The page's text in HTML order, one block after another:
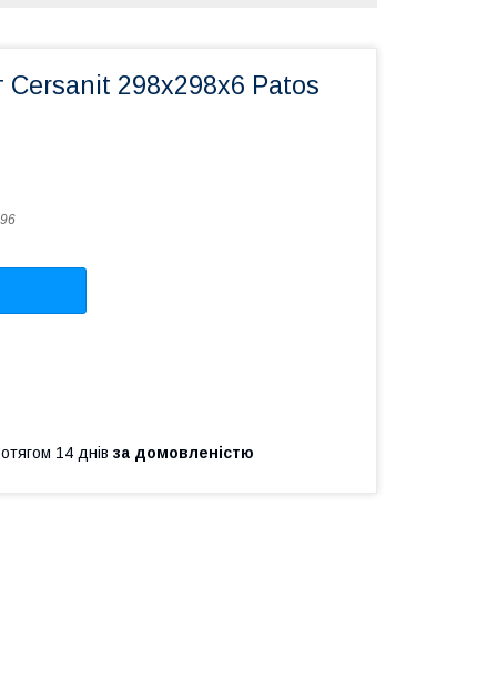
Cersanit 298x298x6 Patos
14 днів за домовленістю